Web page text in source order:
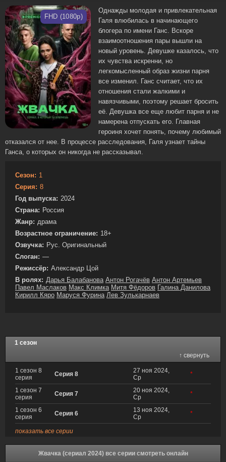
FHD (1080p)
Однажды молодая и привлекательная
Галя влюбилась в начинающего
блогера по имени Ганс. Вскоре
взаимоотношения пары вышли на
новый уровень. Девушке казалось, что
их чувства искренни, но
легкомысленный образ жизни парня
все изменил. Ганс считает, что их
отношения стали жалкими и
навязчивыми, поэтому решает бросить
её. Девушка все еще любит парня и не
намерена отпускать его. Главная
героиня хочет понять, почему любимый
отказался от нее. В процессе расследования, Галя узнает тайны
Ганса, о которых он никогда не рассказывал.
Сезон: 1
Серия: 8
Год выпуска: 2024
Страна: Россия
Жанр: драма
Возрастное ограничение: 18+
Озвучка: Рус. Оригинальный
Слоган: —
Режиссёр: Александр Цой
В ролях: Дарья Балабанова Антон Рогачёв Антон Артемьев
Павел Маслаков Макс Климка Митя Фёдоров Галина Данилова
Кирилл Кяро Маруся Фурина Лев Зулькарнаев
1 сезон
↑ свернуть
1 сезон 8
серия
Серия 8
27 ноя 2024,
Ср
*
1 сезон 7
серия
Серия 7
20 ноя 2024,
Ср
*
1 сезон 6
серия
Серия 6
13 ноя 2024,
Ср
*
показать все серии
Жвачка (сериал 2024) все серии смотреть онлайн